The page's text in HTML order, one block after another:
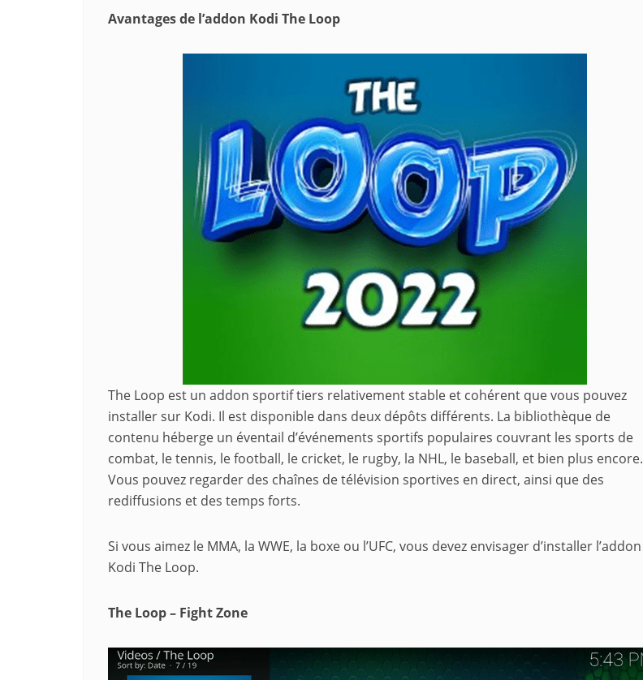
Avantages de l’addon Kodi The Loop
The Loop est un addon sportif tiers relativement stable et cohérent que vous pouvez
installer sur Kodi. Il est disponible dans deux dépôts différents. La bibliothèque de
contenu héberge un éventail d’événements sportifs populaires couvrant les sports de
combat, le tennis, le football, le cricket, le rugby, la NHL, le baseball, et bien plus encore.
Vous pouvez regarder des chaînes de télévision sportives en direct, ainsi que des
rediffusions et des temps forts.
Si vous aimez le MMA, la WWE, la boxe ou l’UFC, vous devez envisager d’installer l’addon
Kodi The Loop.
The Loop – Fight Zone